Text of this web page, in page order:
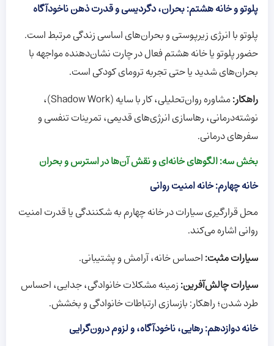
پلوتو و خانه هشتم: بحران، دگردیسی و قدرت ذهن ناخودآگاه
پلوتو با انرژی زیرپوستی و بحران‌های اساسی زندگی مرتبط است.
حضور پلوتو یا خانه هشتم فعال در چارت نشان‌دهنده مواجهه با
بحران‌های شدید یا حتی تجربه ترومای کودکی است.
راهکار:
مشاوره روان‌تحلیلی، کار با سایه (Shadow Work)،
نوشته‌درمانی، رهاسازی انرژی‌های قدیمی، تمرینات تنفسی و
سفرهای درمانی.
بخش سه: الگوهای خانه‌ای و نقش آن‌ها در استرس و بحران
خانه چهارم: خانه امنیت روانی
محل قرارگیری سیارات در خانه چهارم به شکنندگی یا قدرت امنیت
روانی اشاره می‌کند.
سیارات مثبت:احساس خانه، آرامش و پشتیبانی.
سیارات چالش‌آفرین:زمینه مشکلات خانوادگی، جدایی، احساس
طرد شدن؛ راهکار: بازسازی ارتباطات خانوادگی و بخشش.
خانه دوازدهم: رهایی، ناخودآگاه، و لزوم درون‌گرایی